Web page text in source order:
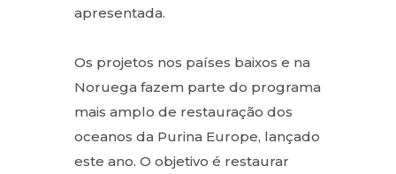
apresentada.
Os projetos nos países baixos e na
Noruega fazem parte do programa
mais amplo de restauração dos
oceanos da Purina Europe, lançado
este ano. O objetivo é restaurar